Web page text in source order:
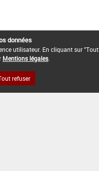
données
utilisateur. En cliquant sur
Mentions légales
refuser